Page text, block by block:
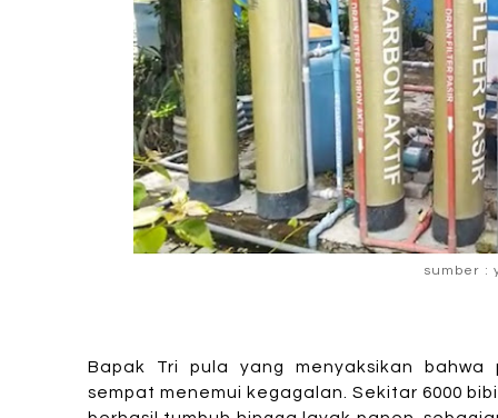
sumber :
Bapak Tri pula yang menyaksikan bahwa
sempat menemui kegagalan. Sekitar 6000